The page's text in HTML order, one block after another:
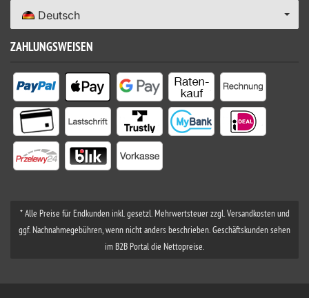
Deutsch
ZAHLUNGSWEISEN
* Alle Preise für Endkunden inkl. gesetzl. Mehrwertsteuer zzgl. Versandkosten und
ggf. Nachnahmegebühren, wenn nicht anders beschrieben. Geschäftskunden sehen
im B2B Portal die Nettopreise.